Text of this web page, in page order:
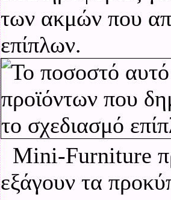
των ακμών που
επίπλων.
Mini-Furniture
εξάγουν τα